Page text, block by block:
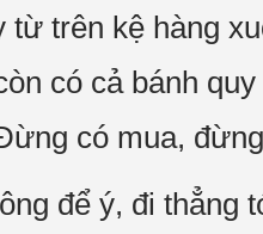
từ trên kệ hàng
có cả bánh
có mua,
để ý, đi thẳng